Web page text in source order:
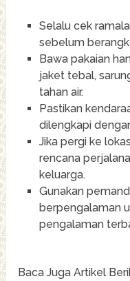
Selalu cek
sebelum
Bawa pakaian
jaket tebal,
tahan air.
Pastikan
dilengkapi
Jika pergi ke
rencana
keluarga.
Gunakan
berpengalaman
pengalaman
Baca Juga Artikel